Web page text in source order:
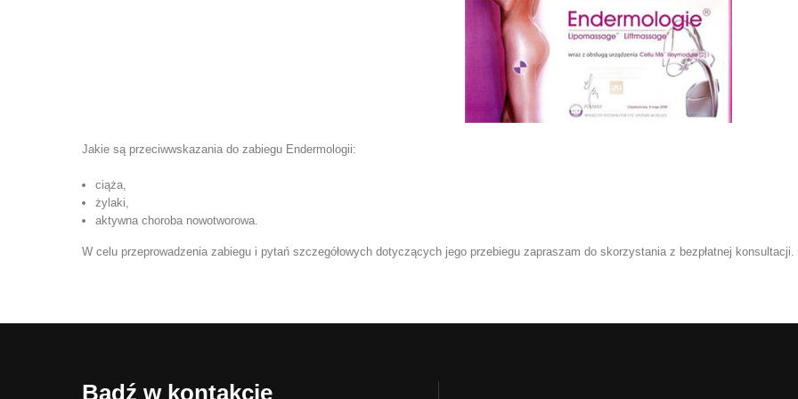
Jakie są przeciwwskazania do zabiegu Endermologii:
ciąża,
żylaki,
aktywna choroba nowotworowa.
W celu przeprowadzenia zabiegu i pytań szczegółowych dotyczących jego przebiegu zapraszam do skorzystania z bezpłatnej konsultacji.
Bądź w kontakcie